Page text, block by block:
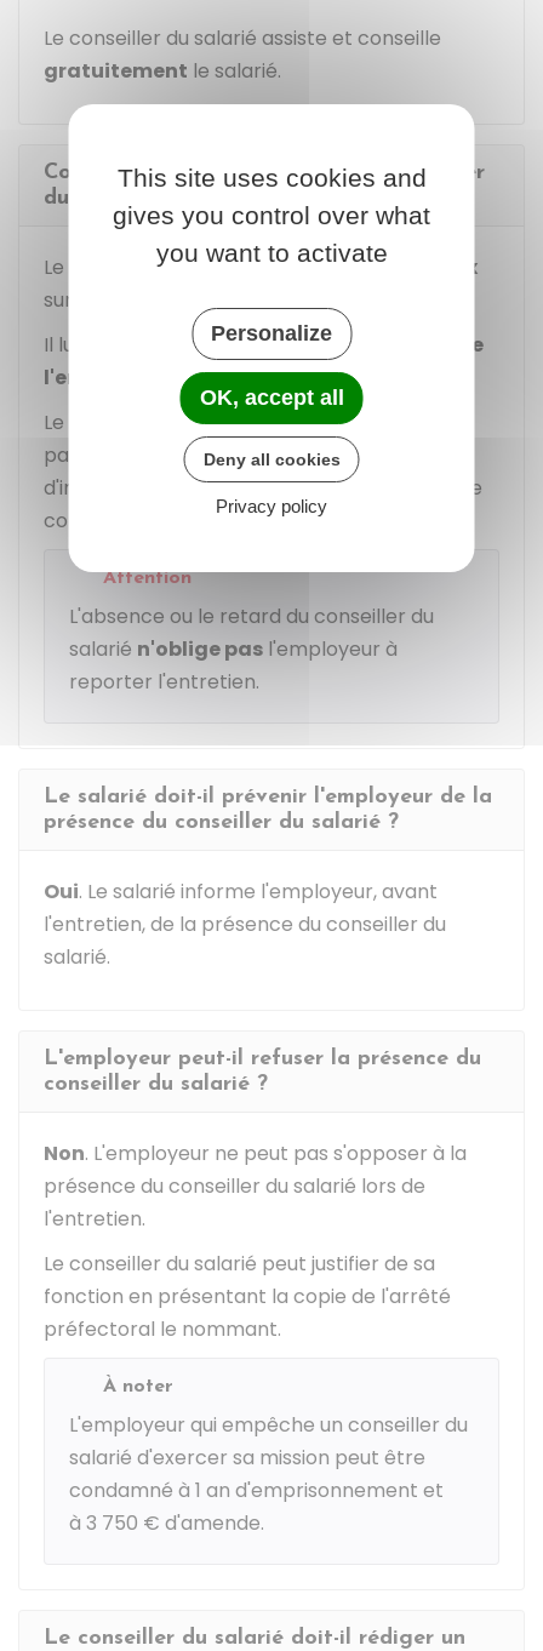
Le conseiller du salarié assiste et conseille
gratuitement le salarié.
Comment se faire assister par le conseiller
du salarié ?
Le salarié contacte le conseillerde son choix
sur la liste arrêtée par le préfet.
Il lui communique ladate, l'heure et le lieu de
l'entretien.
Le conseiller choisi informe le salarié de sa
participation à l'entretien. En cas
d'indisponibilité, le salarié peut choisir un autre
conseiller.
Attention
L'absence ou le retard du conseiller du
salarié n'oblige pas l'employeur à
reporter l'entretien.
Le salarié doit-il prévenir l'employeur de la
présence du conseiller du salarié ?
Oui. Le salarié informe l'employeur, avant
l'entretien, de la présence du conseiller du
salarié.
L'employeur peut-il refuser la présence du
conseiller du salarié ?
Non. L'employeur ne peut pas s'opposer à la
présence du conseiller du salarié lors de
l'entretien.
Le conseiller du salarié peut justifier de sa
fonction en présentant la copie de l'arrêté
préfectoral le nommant.
À noter
L'employeur qui empêche un conseiller du
salarié d'exercer sa mission peut être
condamné à 1 an d'emprisonnement et
à 3 750 € d'amende.
Le conseiller du salarié doit-il rédiger un
This site uses cookies and
gives you control over what
you want to activate
Personalize
OK, accept all
Deny all cookies
Privacy policy